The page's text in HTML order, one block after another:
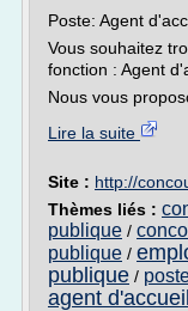
Poste: Agent
Vous souhaitez
fonction : Agent
Nous vous
Lire la suite
Site : http://
Thèmes liés :
publique /
publique /
publique /
agent